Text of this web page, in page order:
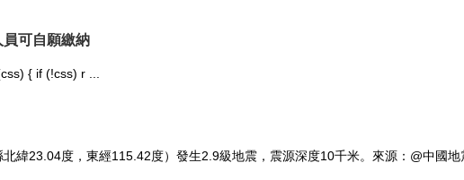
可自願繳納
{ if (!css) r ...
緯23.04度，東經115.42度）發生2.9級地震，震源深度10千米。來源：@中國地